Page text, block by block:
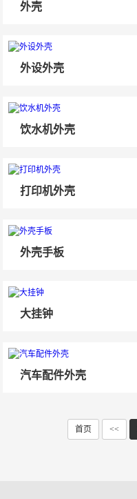
外壳
外设外壳
饮水机外壳
打印机外壳
外壳手板
大挂钟
汽车配件外壳
首页 <<